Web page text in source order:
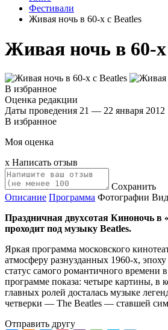
Фестивали
Живая ночь в 60-х с Beatles
Живая ночь в 60-х
В избранное
Оценка редакции
Даты проведения 21 — 22 января 2012
В избранное
Моя оценка
x Написать отзыв
Сохранить
Описание Программа Фотографии
Праздничная двухсотая Киноночь в
проходит под музыку Beatles.
Яркая программа московского
атмосферу разнузданных 1960-х,
статус самого романтичного времени
программе показа: четыре картины, в
главных ролей досталась музыке
четверки — The Beatles — ставшей
Отправить другу